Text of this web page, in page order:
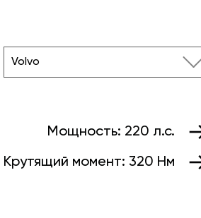
Volvo
Мощность: 220 л.с.
Крутящий момент: 320 Нм